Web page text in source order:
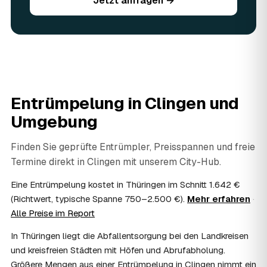
Sie vorhandene Wertsachen einfach in der Anfrage an.
AWL Zentrum vermittelt nur die Entrümpler und ersetzt
keine Steuerberatung — die konkrete Anrechnung klären
Sie mit Ihrem Finanzamt oder Steuerberater.
Kosten?
Im Einzelfall ist das möglich — etwa bei einer
Wohnungsauflösung im Rahmen von Sozialhilfe oder
einem vom Amt veranlassten Umzug. Wichtig: Den Antrag
stellen Sie vor Auftragserteilung beim zuständigen Amt
und holen die Kostenübernahme schriftlich ein. AWL
über die Kostenübernahme.
08 Bekomme ich einen Entsorgungsnachweis?
Entrümpelung inClingen und
Umgebung
Finden Sie geprüfte Entrümpler, Preisspannen und freie
Termine direkt in Clingen mit unserem City-Hub.
Eine Entrümpelung kostet in Thüringen im Schnitt 1.642 €
(Richtwert, typische Spanne 750–2.500 €). Mehr erfahren ·
Alle Preise im Report
In Thüringen liegt die Abfallentsorgung bei den Landkreisen
und kreisfreien Städten mit Höfen und Abrufabholung.
Größere Mengen aus einer Entrümpelung in Clingen nimmt ein